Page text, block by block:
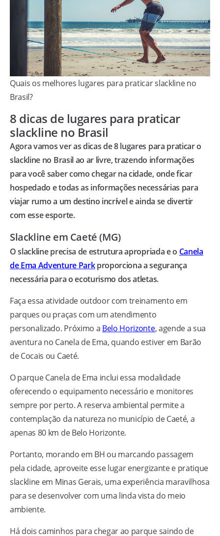
Quais os melhores lugares para praticar slackline no
Brasil?
8 dicas de lugares para praticar
slackline no Brasil
Agora vamos ver as dicas de 8 lugares para praticar o
slackline no Brasil ao ar livre, trazendo informações
para você saber como chegar na cidade, onde ficar
hospedado e todas as informações necessárias para
viajar rumo a um destino incrível e ainda se divertir
com esse esporte.
Slackline em Caeté (MG)
O slackline precisa de estrutura apropriada e o Canela
de Ema Adventure Parkproporciona a segurança
necessária para o ecoturismo dos atletas.
Faça essa atividade outdoor com treinamento em
parques ou praças com um atendimento
personalizado. Próximo a Belo Horizonte, agende a sua
aventura no Canela de Ema, quando estiver em Barão
de Cocais ou Caeté.
O parque Canela de Ema inclui essa modalidade
oferecendo o equipamento necessário e monitores
sempre por perto. A reserva ambiental permite a
contemplação da natureza no município de Caeté, a
apenas 80 km de Belo Horizonte.
Portanto, morando em BH ou marcando passagem
pela cidade, aproveite esse lugar energizante e pratique
slackline em Minas Gerais, uma experiência maravilhosa
para se desenvolver com uma linda vista do meio
ambiente.
Há dois caminhos para chegar ao parque saindo de